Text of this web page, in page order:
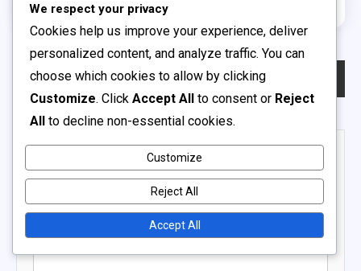
Post
navigation
Previous: Bonus della Gift Card Robux: Oggetti collezionabili, Potenziamenti in-game, Edizioni speciali Next: Codici di Ricompensa Specifici per l’Esperienza: Bonus robux, Attrezzatura promozionale, Aggiornamenti unici
Your email address will not be published.
Required fields
are marked*
Comment*
We respect your privacy
Cookies help us improve your experience, deliver
personalized content, and analyze traffic. You can
choose which cookies to allow by clicking
Customize. Click Accept All to consent or Reject
All to decline non-essential cookies.
Customize
Reject All
Accept All